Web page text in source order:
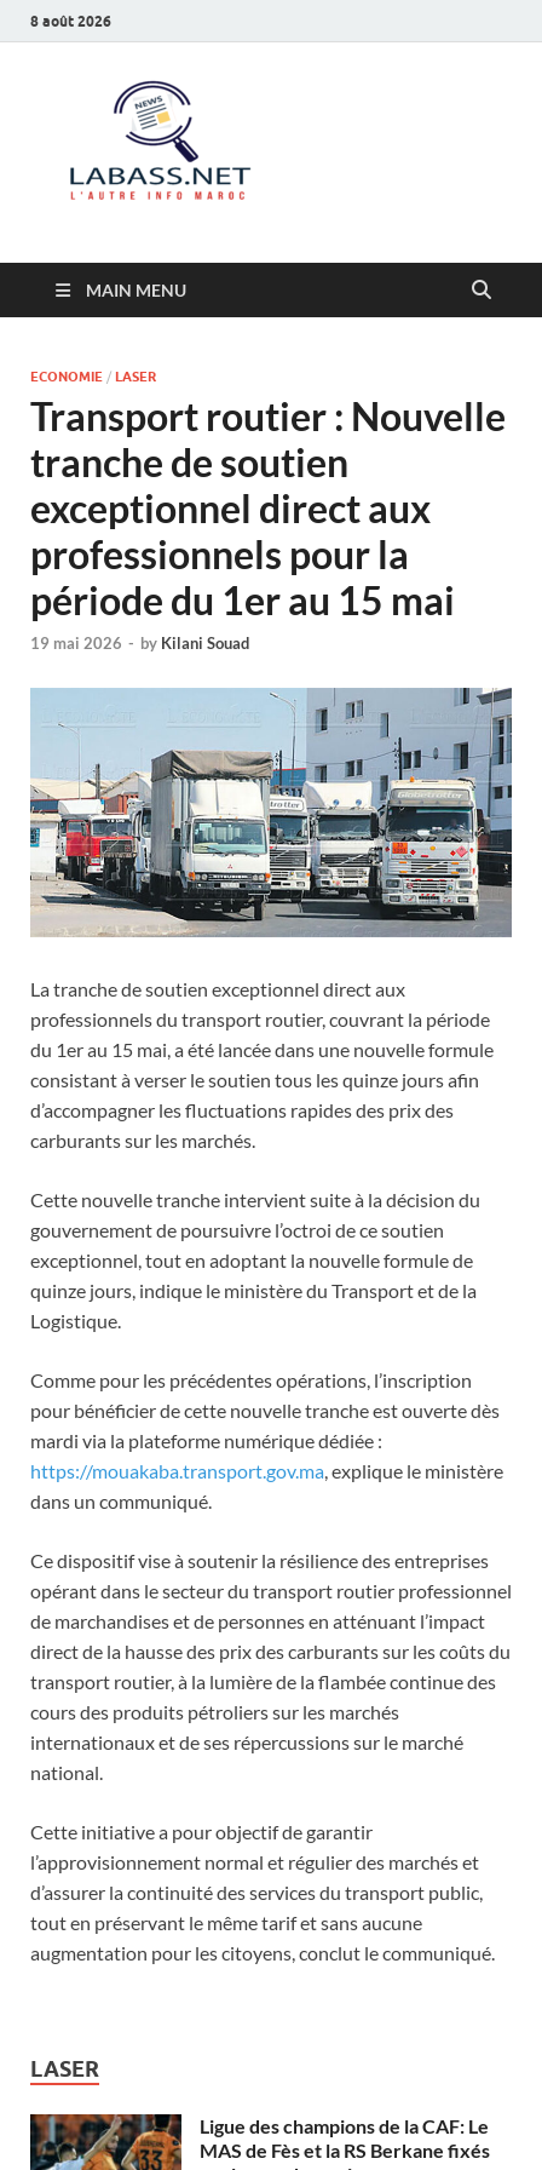
8 août 2026
MAIN MENU
ECONOMIE / LASER
Transport routier : Nouvelle
tranche de soutien
exceptionnel direct aux
professionnels pour la
période du 1er au 15 mai
19 mai 2026 - by Kilani Souad
La tranche de soutien exceptionnel direct aux
professionnels du transport routier, couvrant la période
du 1er au 15 mai, a été lancée dans une nouvelle formule
consistant à verser le soutien tous les quinze jours afin
d’accompagner les fluctuations rapides des prix des
carburants sur les marchés.
Cette nouvelle tranche intervient suite à la décision du
gouvernement de poursuivre l’octroi de ce soutien
exceptionnel, tout en adoptant la nouvelle formule de
quinze jours, indique le ministère du Transport et de la
Logistique.
Comme pour les précédentes opérations, l’inscription
pour bénéficier de cette nouvelle tranche est ouverte dès
mardi via la plateforme numérique dédiée :
https://mouakaba.transport.gov.ma, explique le ministère
dans un communiqué.
Ce dispositif vise à soutenir la résilience des entreprises
opérant dans le secteur du transport routier professionnel
de marchandises et de personnes en atténuant l’impact
direct de la hausse des prix des carburants sur les coûts du
transport routier, à la lumière de la flambée continue des
cours des produits pétroliers sur les marchés
internationaux et de ses répercussions sur le marché
national.
Cette initiative a pour objectif de garantir
l’approvisionnement normal et régulier des marchés et
d’assurer la continuité des services du transport public,
tout en préservant le même tarif et sans aucune
augmentation pour les citoyens, conclut le communiqué.
LASER
Ligue des champions de la CAF: Le
MAS de Fès et la RS Berkane fixés